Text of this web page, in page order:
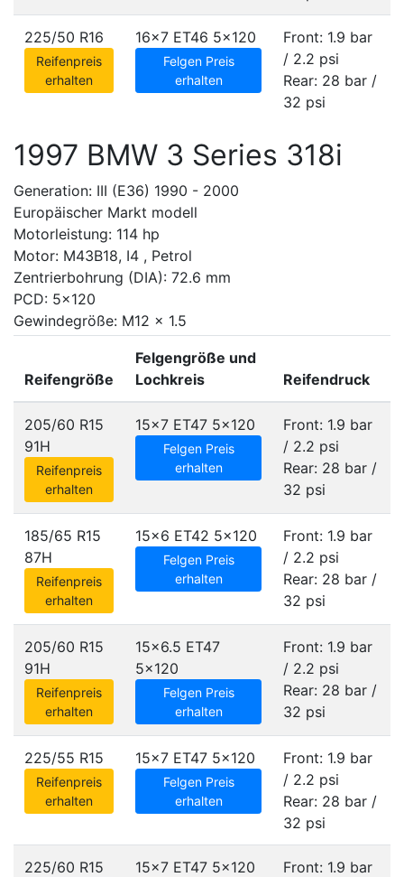
225/50 R16
Reifenpreis
erhalten
16x7 ET46 5x120
Felgen Preis
erhalten
Front: 1.9 bar
/ 2.2 psi
Rear: 28 bar /
32 psi
1997 BMW 3 Series 318i
Generation: III (E36) 1990 - 2000
Europäischer Markt modell
Motorleistung: 114 hp
Motor: M43B18, I4 , Petrol
Zentrierbohrung (DIA): 72.6 mm
PCD: 5x120
Gewindegröße: M12 x 1.5
Reifengröße
Felgengröße und
Lochkreis
Reifendruck
205/60 R15
91H
Reifenpreis
erhalten
15x7 ET47 5x120
Felgen Preis
erhalten
Front: 1.9 bar
/ 2.2 psi
Rear: 28 bar /
32 psi
185/65 R15
87H
Reifenpreis
erhalten
15x6 ET42 5x120
Felgen Preis
erhalten
Front: 1.9 bar
/ 2.2 psi
Rear: 28 bar /
32 psi
205/60 R15
91H
Reifenpreis
erhalten
15x6.5 ET47
5x120
Felgen Preis
erhalten
Front: 1.9 bar
/ 2.2 psi
Rear: 28 bar /
32 psi
225/55 R15
Reifenpreis
erhalten
15x7 ET47 5x120
Felgen Preis
erhalten
Front: 1.9 bar
/ 2.2 psi
Rear: 28 bar /
32 psi
225/60 R15 15x7 ET47 5x120
Front: 1.9 bar